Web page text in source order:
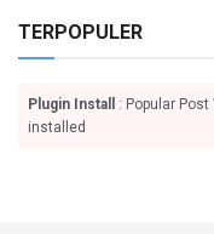
TERPOPULER
Plugin Install
: Popular
installed